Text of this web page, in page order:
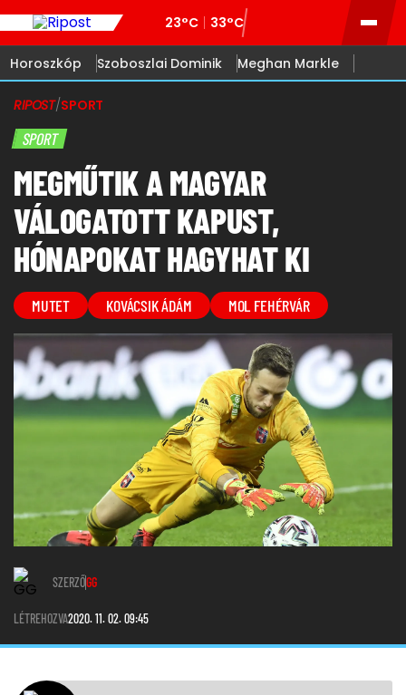
23°C 33°C
Horoszkóp Szoboszlai Dominik Meghan Markle
RIPOST/SPORT
SPORT
MEGMŰTIK A MAGYAR
VÁLOGATOTT KAPUST,
HÓNAPOKAT HAGYHAT KI
MUTET KOVÁCSIK ÁDÁM MOL FEHÉRVÁR
SZERZŐGG
LÉTREHOZVA2020. 11. 02. 09:45